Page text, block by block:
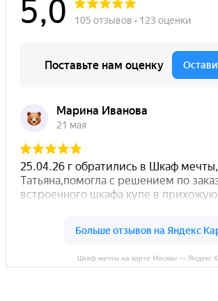
Шкаф мечты на карте Москвы — Яндекс